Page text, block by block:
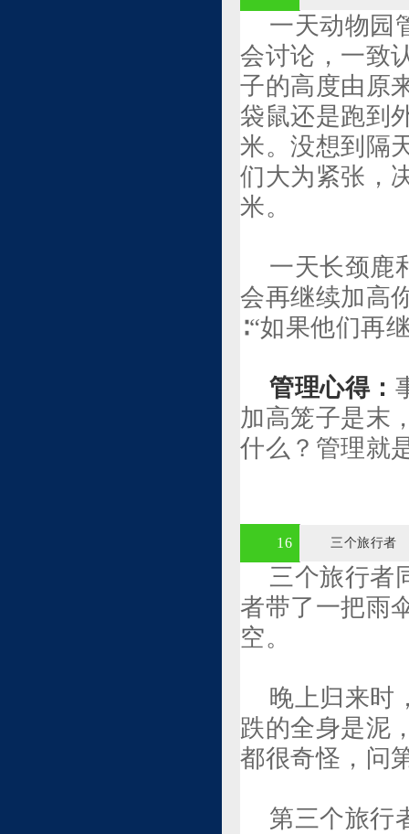
一天动物园
会讨论，一致
子的高度由原
袋鼠还是跑到
米。没想到隔
们大为紧张，
米。
一天长颈鹿
会再继续加高
∶“如果他们再
管理心得：
加高笼子是末
什么？管理就
16 三个旅行者
三个旅行者
者带了一把雨
空。
晚上归来时
跌的全身是泥
都很奇怪，问
第三个旅行